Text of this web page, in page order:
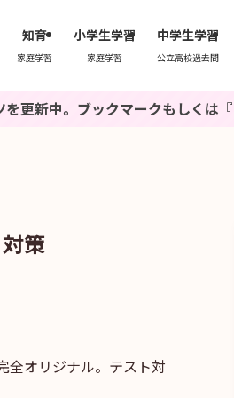
知育
家庭学習
小学生学習
家庭学習
中学生学習
公立高校過去問
クマークもしくは『いちごドリ
策
全オリジナル。テスト対